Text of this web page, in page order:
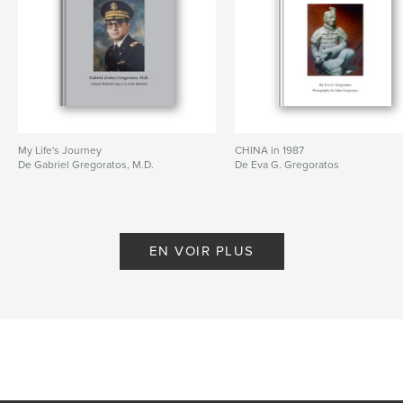
My Life's Journey
De Gabriel Gregoratos, M.D.
CHINA in 1987
De Eva G. Gregoratos
EN VOIR PLUS